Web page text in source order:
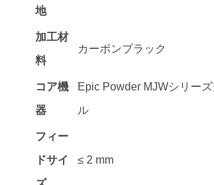
地
加工材
料
カーボンブラック
コア機
器
Epic Powder MJWシリーズ
ル
フィー
ドサイ
≤ 2 mm